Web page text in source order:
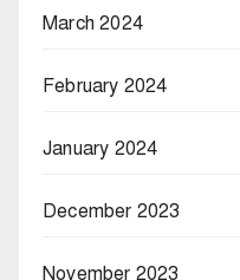
March 2024
February 2024
January 2024
December 2023
November 2023